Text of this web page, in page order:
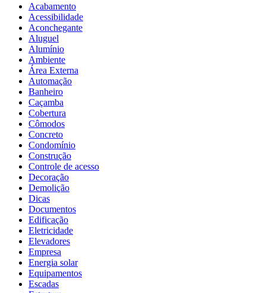
Acabamento
Acessibilidade
Aconchegante
Aluguel
Alumínio
Ambiente
Área Externa
Automação
Banheiro
Caçamba
Cobertura
Cômodos
Concreto
Condomínio
Construção
Controle de acesso
Decoração
Demolição
Dicas
Documentos
Edificação
Eletricidade
Elevadores
Empresa
Energia solar
Equipamentos
Escadas